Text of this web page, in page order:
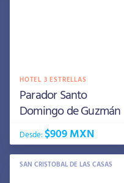
HOTEL 3 ESTRELLAS
Parador Santo
Domingo de Guzmán
Desde:$909 MXN
SAN CRISTOBAL DE LAS CASAS